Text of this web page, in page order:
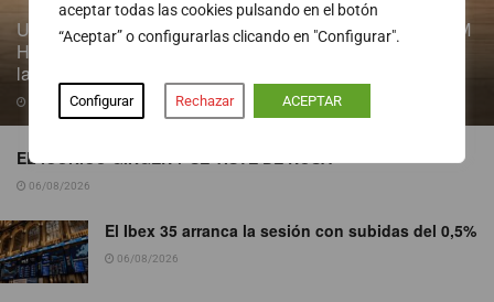
aceptar todas las cookies pulsando en el botón
“Aceptar” o configurarlas clicando en "Configurar".
Configurar Rechazar ACEPTAR
Un estudio longitudinal de la Fundación de Investigación HM
Hospitales identifica la ventana de oportunidad para revertir
la obesidad infantil
06/08/2026
EL ICÓNICO GINGER 7 SE VISTE DE ROSA
06/08/2026
El Ibex 35 arranca la sesión con subidas del 0,5%
06/08/2026